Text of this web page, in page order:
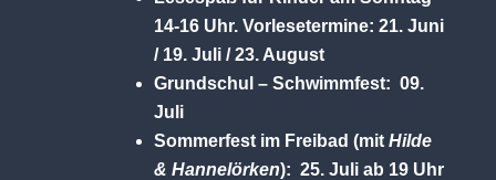
14-16 Uhr. Vorlesetermine: 21. Juni
/ 19. Juli / 23. August
Grundschul – Schwimmfest: 09.
Juli
Sommerfest im Freibad (mit Hilde
& Hannelörken): 25. Juli ab 19 Uhr